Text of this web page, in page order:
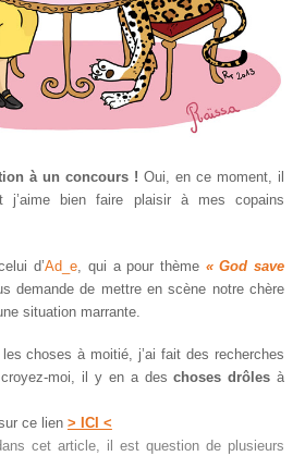
à un concours !Oui, en ce moment, il
bien faire plaisir à mes copains
d’Ad_e , qui a pour thème « God save
demande de mettre en scène notre chère
situation marrante.
choses à moitié, j’ai fait des recherches
moi, il y en a deschoses drôles à
ce lien > ICI <
cet article, il est question de plusieurs